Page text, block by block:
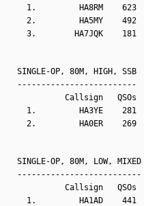
1.         HA8RM    623
2.         HA5MY    492
3.        HA7JQK    181
SINGLE-OP, 80M, HIGH, SSB
-------------------------
Callsign   QSOs  Points
1.         HA3YE    281
2.         HA0ER    269
SINGLE-OP, 80M, LOW, MIXED
--------------------------
Callsign   QSOs  Points
1.         HA1AD    441